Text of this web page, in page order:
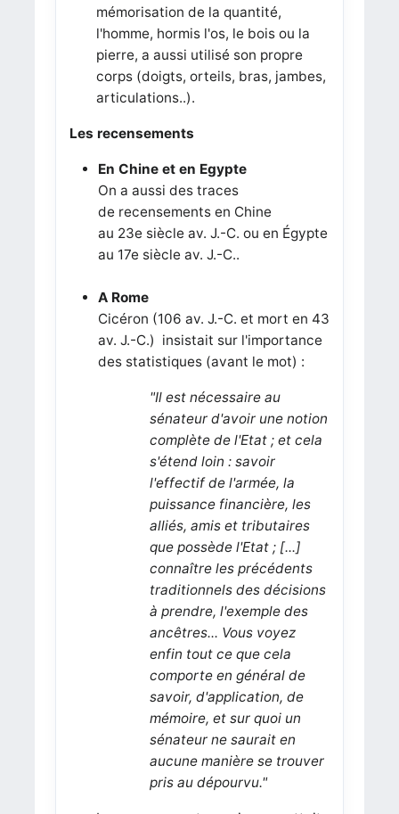
mémorisation de la quantité,
l'homme, hormis l'os, le bois ou la
pierre, a aussi utilisé son propre
corps (doigts, orteils, bras, jambes,
articulations..).
Les recensements
En Chine et en Egypte
On a aussi des traces
de recensements en Chine
au 23e siècle av. J.-C. ou en Égypte
au 17e siècle av. J.-C..
A Rome
Cicéron (106 av. J.-C. et mort en 43
av. J.-C.) insistait sur l'importance
des statistiques (avant le mot) :
"Il est nécessaire au
sénateur d'avoir une notion
complète de l'Etat ; et cela
s'étend loin : savoir
l'effectif de l'armée, la
puissance financière, les
alliés, amis et tributaires
que possède l'Etat ; [...]
connaître les précédents
traditionnels des décisions
à prendre, l'exemple des
ancêtres... Vous voyez
enfin tout ce que cela
comporte en général de
savoir, d'application, de
mémoire, et sur quoi un
sénateur ne saurait en
aucune manière se trouver
pris au dépourvu."